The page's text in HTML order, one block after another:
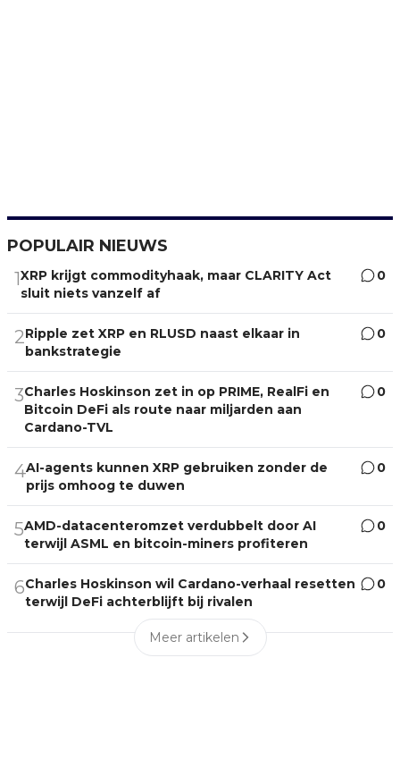
POPULAIR NIEUWS
1XRP krijgt commodityhaak, maar CLARITY Act
sluit niets vanzelf af
0
2Ripple zet XRP en RLUSD naast elkaar in
bankstrategie
0
3Charles Hoskinson zet in op PRIME, RealFi en
Bitcoin DeFi als route naar miljarden aan
Cardano-TVL
0
4AI-agents kunnen XRP gebruiken zonder de
prijs omhoog te duwen
0
5AMD-datacenteromzet verdubbelt door AI
terwijl ASML en bitcoin-miners profiteren
0
6Charles Hoskinson wil Cardano-verhaal resetten
terwijl DeFi achterblijft bij rivalen
0
Meer artikelen